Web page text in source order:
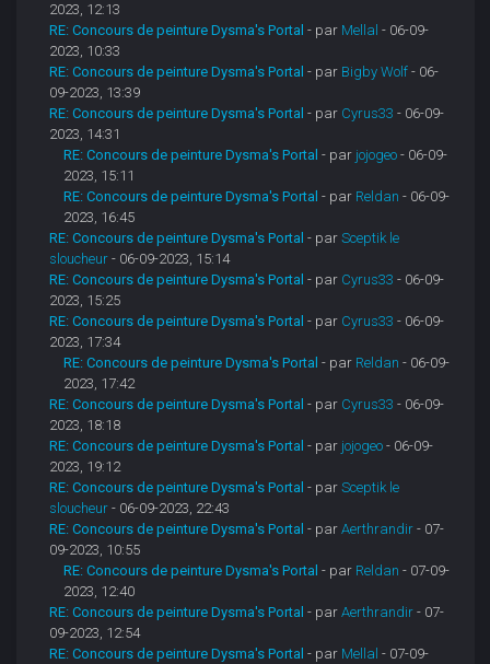
2023, 12:13
RE: Concours de peinture Dysma's Portal - par Mellal - 06-09-
2023, 10:33
RE: Concours de peinture Dysma's Portal - par Bigby Wolf - 06-
09-2023, 13:39
RE: Concours de peinture Dysma's Portal - par Cyrus33 - 06-09-
2023, 14:31
RE: Concours de peinture Dysma's Portal - par jojogeo - 06-09-
2023, 15:11
RE: Concours de peinture Dysma's Portal - par Reldan - 06-09-
2023, 16:45
RE: Concours de peinture Dysma's Portal - parSceptik le
sloucheur - 06-09-2023, 15:14
RE: Concours de peinture Dysma's Portal - par Cyrus33 - 06-09-
2023, 15:25
RE: Concours de peinture Dysma's Portal - par Cyrus33 - 06-09-
2023, 17:34
RE: Concours de peinture Dysma's Portal - par Reldan - 06-09-
2023, 17:42
RE: Concours de peinture Dysma's Portal - par Cyrus33 - 06-09-
2023, 18:18
RE: Concours de peinture Dysma's Portal - par jojogeo - 06-09-
2023, 19:12
RE: Concours de peinture Dysma's Portal - parSceptik le
sloucheur - 06-09-2023, 22:43
RE: Concours de peinture Dysma's Portal - parAerthrandir - 07-
09-2023, 10:55
RE: Concours de peinture Dysma's Portal - par Reldan - 07-09-
2023, 12:40
RE: Concours de peinture Dysma's Portal - parAerthrandir - 07-
09-2023, 12:54
RE: Concours de peinture Dysma's Portal - par Mellal - 07-09-